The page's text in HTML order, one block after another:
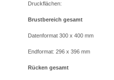
Druckflächen:
Brustbereich gesamt
Datenformat 300 x 400 mm
Endformat: 296 x 396 mm
Rücken gesamt